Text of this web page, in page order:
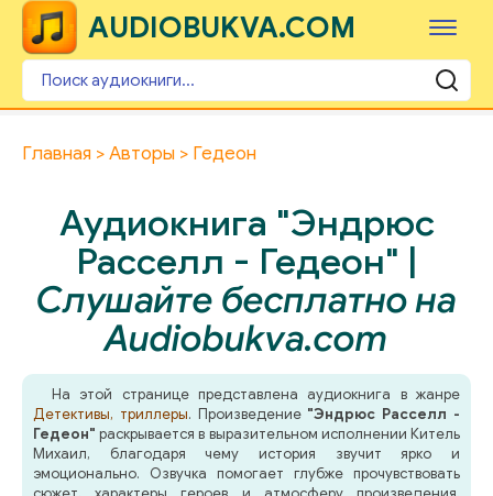
AUDIOBUKVA.COM
Главная Авторы Гедеон
Аудиокнига "Эндрюс
Расселл - Гедеон" |
Слушайте бесплатно на
Audiobukva.com
На этой странице представлена аудиокнига в жанре
Детективы, триллеры. Произведение "Эндрюс Расселл -
Гедеон" раскрывается в выразительном исполнении Китель
Михаил, благодаря чему история звучит ярко и
эмоционально. Озвучка помогает глубже прочувствовать